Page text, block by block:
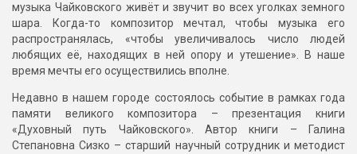
музыка Чайковского живёт и звучит во всех уголках земного
шара. Когда-то композитор мечтал, чтобы музыка его
распространялась, «чтобы увеличивалось число людей
любящих её, находящих в ней опору и утешение». В наше
время мечты его осуществились вполне.
Недавно в нашем городе состоялось событие в рамках года
памяти великого композитора – презентация книги
«Духовный путь Чайковского». Автор книги – Галина
Степановна Сизко – старший научный сотрудник и методист